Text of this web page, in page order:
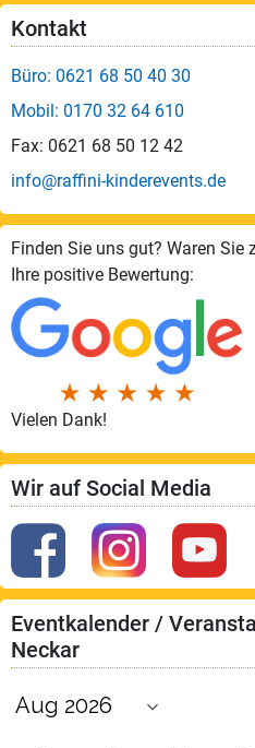
Kontakt
Büro: 0621 68 50 40 30
Mobil: 0170 32 64 610
Fax: 0621 68 50 12 42
info@raffini-kinderevents.de
Finden Sie uns gut? Waren
Ihre positive Bewertung:
Vielen Dank!
Wir auf Social Media
Eventkalender /
Neckar